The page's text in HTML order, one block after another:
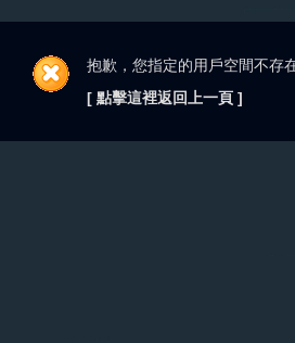
抱歉，您指定的用戶空間不存
[ 點擊這裡返回上一頁 ]